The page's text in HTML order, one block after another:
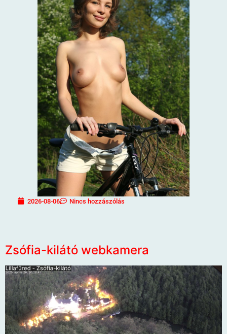
2026-08-06 Nincs hozzászólás
Zsófia-kilátó webkamera